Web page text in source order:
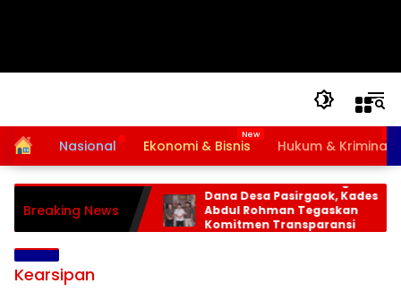
HomeNasional Ekonomi & Bisnis Hukum & Kriminal
Breaking News
LSM Trinusa Monitoring
Dana Desa Pasirgaok, Kades
Abdul Rohman Tegaskan
Komitmen Transparansi
Kearsipan